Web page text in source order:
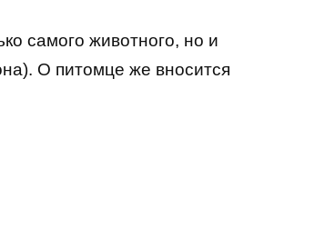
самого животного, но и
О питомце же вносится